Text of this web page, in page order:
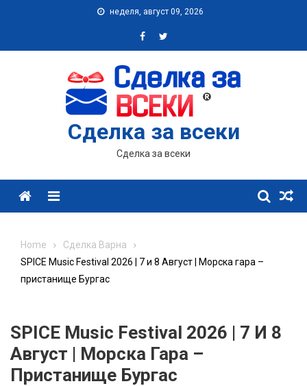
неделя, август 09, 2026
Сделка за всеки
Сделка за всеки
Menu
Home
Сделка Варна
SPICE Music Festival 2026 | 7 и 8 Август | Морска гара –
пристанище Бургас
SPICE Music Festival 2026 | 7 И 8
Август | Морска Гара –
Пристанище Бургас